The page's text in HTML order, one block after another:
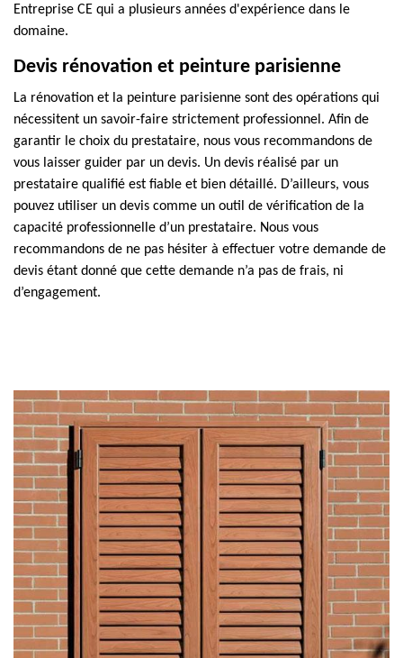
Entreprise CE qui a plusieurs années d'expérience dans le
domaine.
Devis rénovation et peinture parisienne
La rénovation et la peinture parisienne sont des opérations qui
nécessitent un savoir-faire strictement professionnel. Afin de
garantir le choix du prestataire, nous vous recommandons de
vous laisser guider par un devis. Un devis réalisé par un
prestataire qualifié est fiable et bien détaillé. D’ailleurs, vous
pouvez utiliser un devis comme un outil de vérification de la
capacité professionnelle d’un prestataire. Nous vous
recommandons de ne pas hésiter à effectuer votre demande de
devis étant donné que cette demande n’a pas de frais, ni
d’engagement.